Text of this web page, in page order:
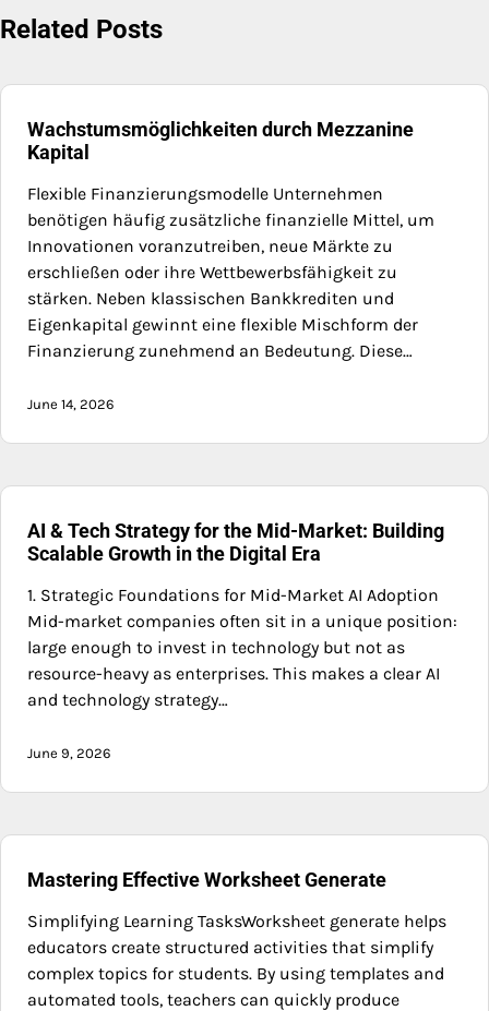
Related Posts
Wachstumsmöglichkeiten durch Mezzanine
Kapital
Flexible Finanzierungsmodelle Unternehmen
benötigen häufig zusätzliche finanzielle Mittel, um
Innovationen voranzutreiben, neue Märkte zu
erschließen oder ihre Wettbewerbsfähigkeit zu
stärken. Neben klassischen Bankkrediten und
Eigenkapital gewinnt eine flexible Mischform der
Finanzierung zunehmend an Bedeutung. Diese…
June 14, 2026
AI & Tech Strategy for the Mid-Market: Building
Scalable Growth in the Digital Era
1. Strategic Foundations for Mid-Market AI Adoption
Mid-market companies often sit in a unique position:
large enough to invest in technology but not as
resource-heavy as enterprises. This makes a clear AI
and technology strategy…
June 9, 2026
Mastering Effective Worksheet Generate
Simplifying Learning TasksWorksheet generate helps
educators create structured activities that simplify
complex topics for students. By using templates and
automated tools, teachers can quickly produce